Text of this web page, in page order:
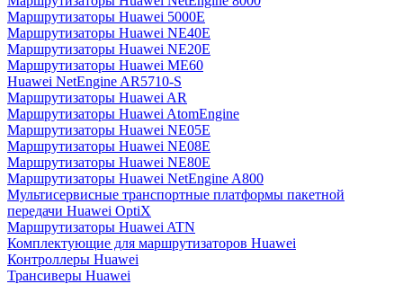
Маршрутизаторы Huawei 5000E
Маршрутизаторы Huawei NE40E
Маршрутизаторы Huawei NE20E
Маршрутизаторы Huawei ME60
Huawei NetEngine AR5710-S
Маршрутизаторы Huawei AR
Маршрутизаторы Huawei AtomEngine
Маршрутизаторы Huawei NE05E
Маршрутизаторы Huawei NE08E
Маршрутизаторы Huawei NE80E
Маршрутизаторы Huawei NetEngine A800
Мультисервисные транспортные платформы пакетной
передачи Huawei OptiX
Маршрутизаторы Huawei ATN
Комплектующие для маршрутизаторов Huawei
Контроллеры Huawei
Трансиверы Huawei